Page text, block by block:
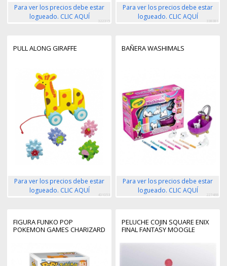
Para ver los precios debe estar
logueado. CLIC AQUÍ
322315
Para ver los precios debe estar
logueado. CLIC AQUÍ
338381
PULL ALONG GIRAFFE
Para ver los precios debe estar
logueado. CLIC AQUÍ
401053
BAÑERA WASHIMALS
Para ver los precios debe estar
logueado. CLIC AQUÍ
227488
FIGURA FUNKO POP
POKEMON GAMES CHARIZARD
PELUCHE COJIN SQUARE ENIX
FINAL FANTASY MOOGLE